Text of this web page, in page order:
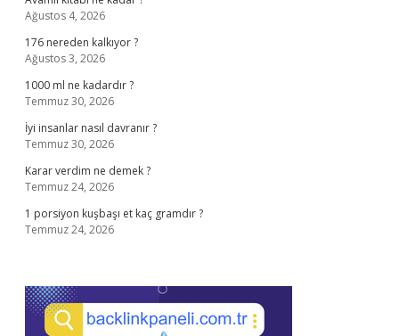
Ağustos 4, 2026
176 nereden kalkıyor ?
Ağustos 3, 2026
1000 ml ne kadardır ?
Temmuz 30, 2026
İyi insanlar nasıl davranır ?
Temmuz 30, 2026
Karar verdim ne demek ?
Temmuz 24, 2026
1 porsiyon kuşbaşı et kaç gramdır ?
Temmuz 24, 2026